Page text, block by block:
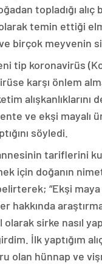
topladığı alıç
temin ettiği
birçok meyvenin
tip koronavirüs
karşı önlem
alışkanlıklarını
ve ekşi mayalı
söyledi.
tariflerini
için doğanın
“Ekşi
hakkında
sirke nasıl
İlk yaptığım
olan hünnap ve